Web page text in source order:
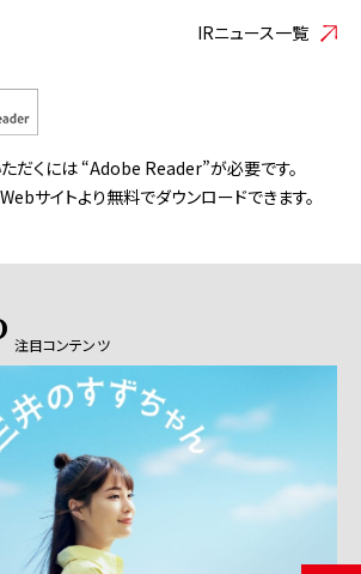
IRニュース一覧
だくには “Adobe Reader”が必要です。
サイトより無料でダウンロードできます。
注目コンテンツ